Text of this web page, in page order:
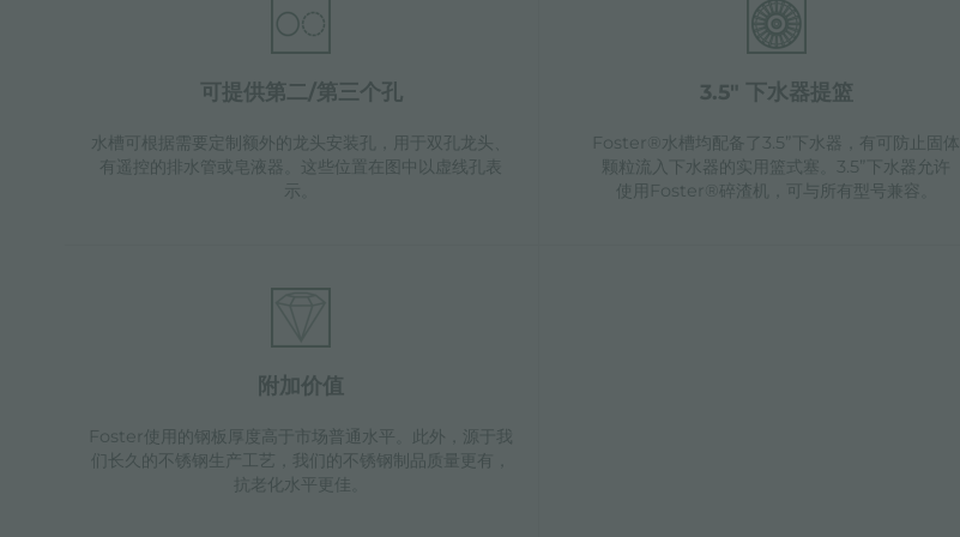
可提供第二/第三个孔
水槽可根据需要定制额外的龙头安装孔，用于双孔龙头、
有遥控的排水管或皂液器。这些位置在图中以虚线孔表
示。
3.5" 下水器提篮
Foster®水槽均配备了3.5”下水器，有可防止固体
颗粒流入下水器的实用篮式塞。3.5”下水器允许
使用Foster®碎渣机，可与所有型号兼容。
附加价值
Foster使用的钢板厚度高于市场普通水平。此外，源于我
们长久的不锈钢生产工艺，我们的不锈钢制品质量更有，
抗老化水平更佳。